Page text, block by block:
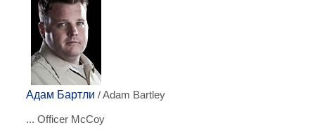
Адам Бартли / Adam Bartley
... Officer McCoy